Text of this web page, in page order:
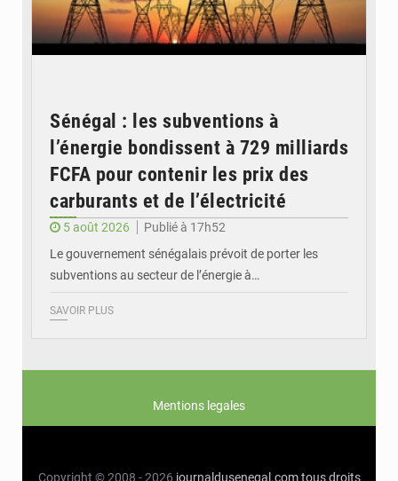
Sénégal : les subventions à
l’énergie bondissent à 729 milliards
FCFA pour contenir les prix des
carburants et de l’électricité
5 août 2026
Publié à 17h52
Le gouvernement sénégalais prévoit de porter les
subventions au secteur de l’énergie à…
SAVOIR PLUS
Mentions legales
Copyright © 2008 - 2026 journaldusenegal.com tous droits